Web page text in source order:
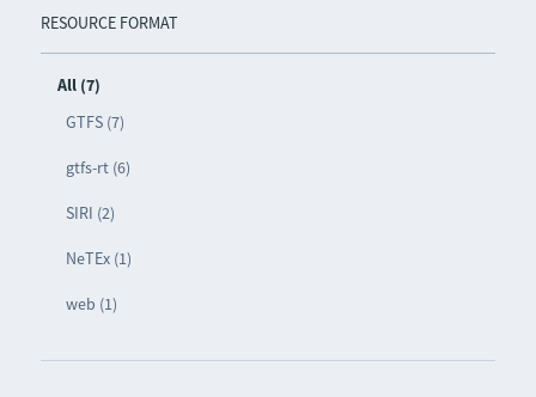
RESOURCE FORMAT
All (7)
GTFS (7)
gtfs-rt (6)
SIRI (2)
NeTEx (1)
web (1)